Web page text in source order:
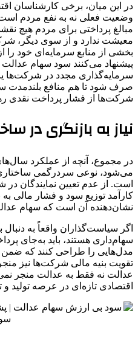
در این میان، برخی کارشناسان
وضعیت فعلی نه به نفع مردم
مبالغ پرداختی برای مردم هیچ
معیشت ندارد و از سوی دیگر،
بخشی از منابع سرمایه‌ای خود را
پیشنهاد می‌کنند سود سهام
صرف شود تا هم منافع بلندمدت
شرکت‌ها از فشار پرداخت نقدی
نیاز به بازنگری در
در مجموع، آنچه از عملکرد
می‌شود، نوعی سردرگمی
است. از عدم تعیین نمایندگان در
کارآمد توزیع سود و فشار مالی
نشان‌دهنده آن است که سهام
اگر سیاست‌گذاران واقعاً به
سهام‌داری هستند، باید به‌جای
مدل‌هایی را طراحی کنند که ضمن
تقویت بنیه مالی شرکت‌ها نیز
عدالت نه فقط به عدالت منجر
اقتصادی تازه‌ای در عرصه تولید